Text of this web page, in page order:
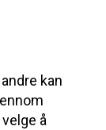
kan
velge å